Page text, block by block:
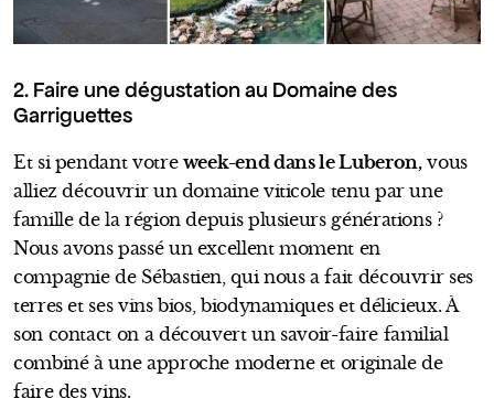
2. Faire une dégustation au Domaine des
Garriguettes
Et si pendant votre week-end dans le Luberon, vous
alliez découvrir un domaine viticole tenu par une
famille de la région depuis plusieurs générations ?
Nous avons passé un excellent moment en
compagnie de Sébastien, qui nous a fait découvrir ses
terres et ses vins bios, biodynamiques et délicieux. À
son contact on a découvert un savoir-faire familial
combiné à une approche moderne et originale de
faire des vins.